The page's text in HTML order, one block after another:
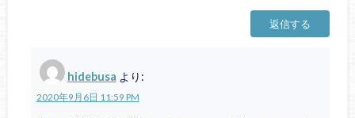
返信する
hidebusa より:
2020年9月6日 11:59 PM